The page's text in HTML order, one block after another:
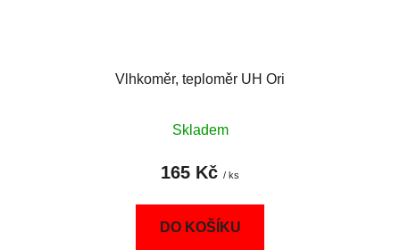
Vlhkoměr, teploměr UH Ori
Skladem
165 Kč / ks
DO KOŠÍKU